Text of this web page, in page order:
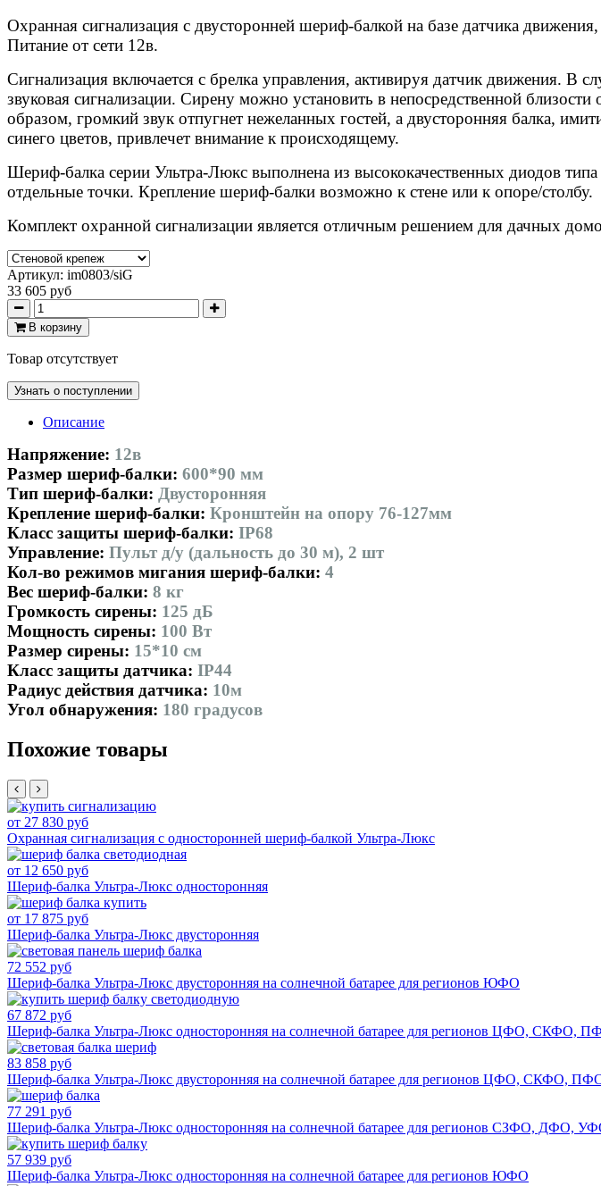
Охранная сигнализация с двусторонней шериф-балкой на базе датчика
Питание от сети 12в.
Сигнализация включается с брелка управления, активируя датчик движения. В
звуковая сигнализации. Сирену можно установить в непосредственной
образом, громкий звук отпугнет нежеланных гостей, а двусторонняя балка,
синего цветов, привлечет внимание к происходящему.
Шериф-балка серии Ультра-Люкс выполнена из высококачественных диодов
отдельные точки. Крепление шериф-балки возможно к стене или к опоре/столбу.
Комплект охранной сигнализации является отличным решением для дачных
Артикул: im0803/siG
33 605 руб
В корзину
Товар отсутствует
Узнать о поступлении
Описание
Напряжение: 12в
Размер шериф-балки: 600*90 мм
Тип шериф-балки: Двусторонняя
Крепление шериф-балки: Кронштейн на опору 76-127мм
Класс защиты шериф-балки: IP68
Управление: Пульт д/у (дальность до 30 м), 2 шт
Кол-во режимов мигания шериф-балки: 4
Вес шериф-балки: 8 кг
Громкость сирены: 125 дБ
Мощность сирены: 100 Вт
Размер сирены: 15*10 см
Класс защиты датчика: IP44
Радиус действия датчика: 10м
Угол обнаружения: 180 градусов
Похожие товары
от 27 830 руб
Охранная сигнализация c односторонней шериф-балкой Ультра-Люкс
от 12 650 руб
Шериф-балка Ультра-Люкс односторонняя
от 17 875 руб
Шериф-балка Ультра-Люкс двусторонняя
72 552 руб
Шериф-балка Ультра-Люкс двусторонняя на солнечной батарее для регионов ЮФО
67 872 руб
Шериф-балка Ультра-Люкс односторонняя на солнечной батарее для регионов ЦФО, СКФО,
83 858 руб
Шериф-балка Ультра-Люкс двусторонняя на солнечной батарее для регионов ЦФО, СКФО,
77 291 руб
Шериф-балка Ультра-Люкс односторонняя на солнечной батарее для регионов СЗФО, ДФО,
57 939 руб
Шериф-балка Ультра-Люкс односторонняя на солнечной батарее для регионов ЮФО